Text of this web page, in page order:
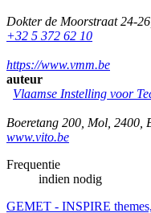
Dokter de Moorstraat 24-26
+32 5 372 62 10
https://www.vmm.be
auteur
Vlaamse Instelling voor
Boeretang 200 Mol 2400
www.vito.be
Frequentie
indien nodig
GEMET - INSPIRE